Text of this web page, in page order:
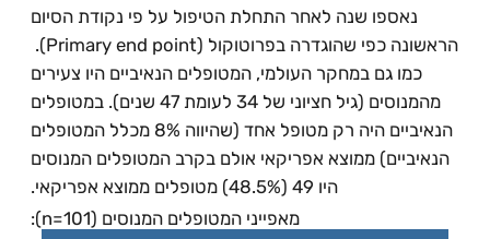
נאספו שנה לאחר התחלת הטיפול על פי נקודת הסיום
הראשונה כפי שהוגדרה בפרוטוקול (Primary end point).
כמו גם במחקר העולמי, המטופלים הנאיביים היו צעירים
מהמנוסים (גיל חציוני של 34 לעומת 47 שנים). במטופלים
הנאיביים היה רק מטופל אחד (שהיווה 8% מכלל המטופלים
הנאיביים) ממוצא אפריקאי אולם בקרב המטופלים המנוסים
היו 49 (48.5%) מטופלים ממוצא אפריקאי.
מאפייני המטופלים המנוסים (n=101):